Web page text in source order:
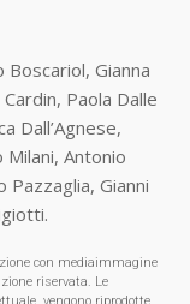
Gianna
Paola Dalle
Dall’Agnese,
Antonio
Gianni
con mediaimmagine
riservata. Le
vengono riprodotte